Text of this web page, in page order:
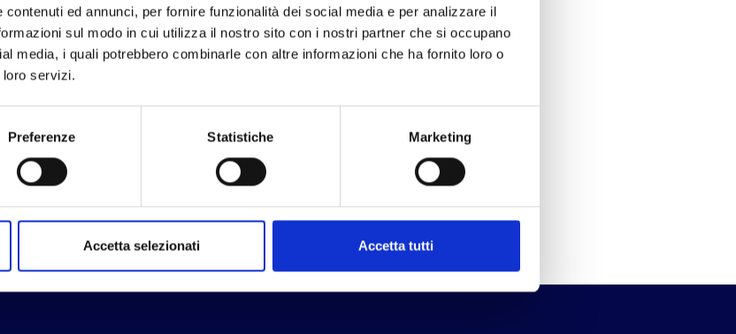
ed annunci, per fornire funzionalità dei social media e per analizzare il
sul modo in cui utilizza il nostro sito con i nostri partner che si occupano
media, i quali potrebbero combinarle con altre informazioni che ha fornito loro o
servizi.
Preferenze Statistiche Marketing
Accetta selezionati Accetta tutti